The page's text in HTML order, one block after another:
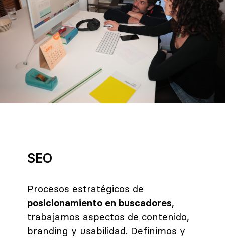
SEO
Procesos estratégicos de
posicionamiento en buscadores,
trabajamos aspectos de contenido,
branding y usabilidad. Definimos y